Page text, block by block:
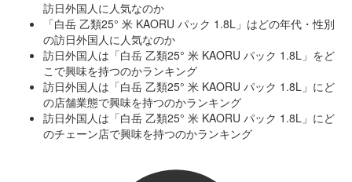
訪日外国人に人気なのか
「白岳 乙類25° 米 KAORU パック 1.8L」はどの年代・性別
の訪日外国人に人気なのか
訪日外国人は「白岳 乙類25° 米 KAORU パック 1.8L」をど
こで興味を持つのかランキング
訪日外国人は「白岳 乙類25° 米 KAORU パック 1.8L」にど
の店舗業態で興味を持つのかランキング
訪日外国人は「白岳 乙類25° 米 KAORU パック 1.8L」にど
のチェーン店で興味を持つのかランキング